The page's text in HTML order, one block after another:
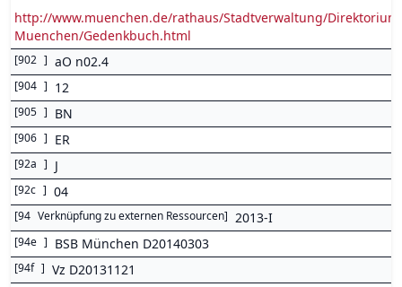
http://www.muenchen.de/rathaus/Stadtverwaltung/
Muenchen/Gedenkbuch.html
[902 ] aO n02.4
[904 ] 12
[905 ] BN
[906 ] ER
[92a ] J
[92c ] 04
[94 Verknüpfung zu externen Ressourcen] 2013-I
[94e ] BSB München D20140303
[94f ] Vz D20131121